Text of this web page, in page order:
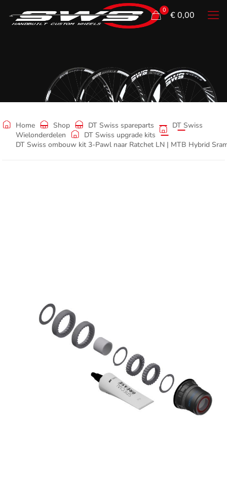
0 € 0,00
Shop
Home Shop DT Swiss spareparts
DT Swiss
Wielonderdelen
DT Swiss upgrade kits
DT Swiss ombouw kit 3-Pawl naar Ratchet LN | MTB Hybrid